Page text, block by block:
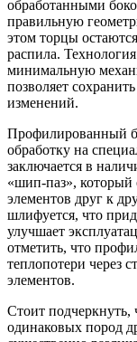
обработанными
правильную
этом торцы
распила.
минимальную
позволяет
изменений.
Профилированный
обработку на
заключается в
«шип-паз», который
элементов друг к
шлифуется, что
улучшает
отметить, что
теплопотери через
элементов.
Стоит подчеркнуть,
одинаковых пород